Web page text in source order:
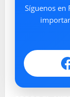
Síguenos en